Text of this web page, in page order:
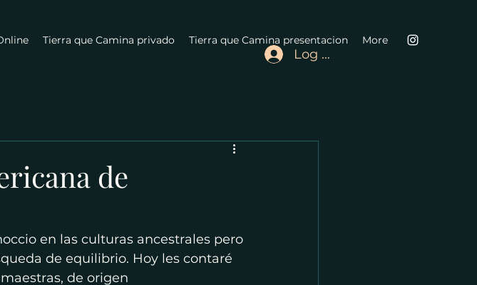
Tierra que Camina privado Tierra que Camina presentacion More
Log In
de
en las culturas ancestrales pero
de equilibrio. Hoy les contaré
de origen